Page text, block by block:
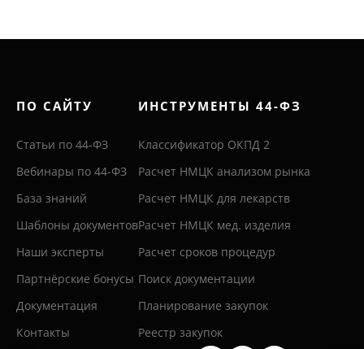
ПО САЙТУ
Статьи по 44-ФЗ
Вебинары по 44-ФЗ
База знаний
Шаблоны документов
Наши эксперты
Партнёрские бонусы
Документация
Контакты
ИНСТРУМЕНТЫ 44-ФЗ
Классификатор ОКПД 2
Расчет НМЦК анализом рынка
Расчет НМЦК для лекарств
Расчет НМЦК мед. изделия
Расчет сроков процедур
Поиск документации
Планирование закупок
Реестр закупок